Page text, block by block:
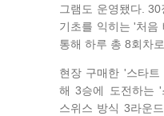
그램도 운영됐다.
기초를 익히는 '처음
통해 하루 총 8회차
현장 구매한 '스타
해 3승에 도전하는
스위스 방식 3라운